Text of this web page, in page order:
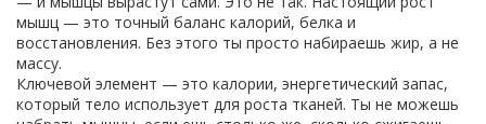
мышц — это точный баланс калорий, белка и
восстановления. Без этого ты просто набираешь жир, а не
массу.
Ключевой элемент — это калории, энергетический запас,
который тело использует для роста тканей. Ты не можешь